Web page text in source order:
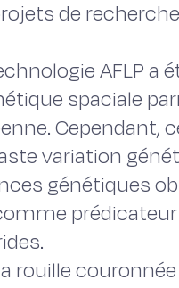
de
AFLP a
spaciale
variation
génétiques
rouille